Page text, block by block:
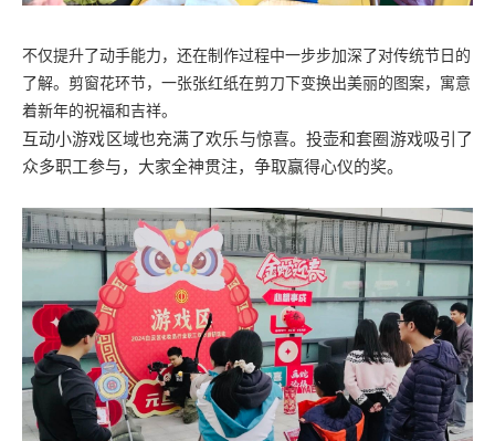
不仅提升了动手能力，还在制作过程中一步步加深了对传统节日的
了解。剪窗花环节，一张张红纸在剪刀下变换出美丽的图案，寓意
着新年的祝福和吉祥。
互动小游戏区域也充满了欢乐与惊喜。投壶和套圈游戏吸引了
众多职工参与，大家全神贯注，争取赢得心仪的奖。